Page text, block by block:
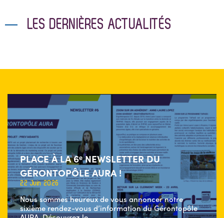
LES DERNIÈRES ACTUALITÉS
PLACE À LA 6ᵉ NEWSLETTER DU
GÉRONTOPÔLE AURA !
22 Juin 2026
Nous sommes heureux de vous annoncer notre
sixième rendez-vous d’information du Gérontopôle